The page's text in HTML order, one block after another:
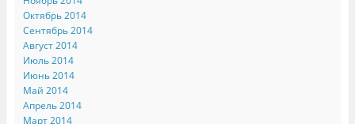
Октябрь 2014
Сентябрь 2014
Август 2014
Июль 2014
Июнь 2014
Май 2014
Апрель 2014
Март 2014